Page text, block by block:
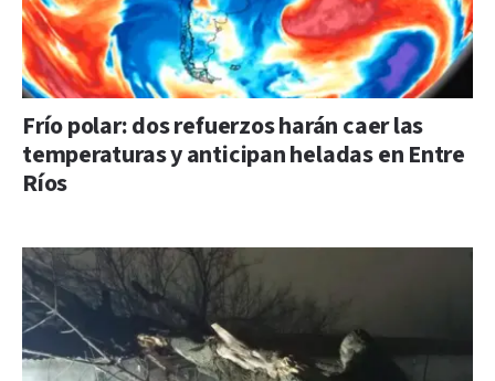
Frío polar: dos refuerzos harán caer las
temperaturas y anticipan heladas en Entre
Ríos